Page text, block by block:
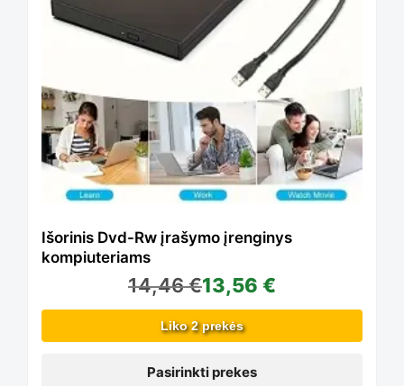
Išorinis Dvd-Rw įrašymo įrenginys
kompiuteriams
14,46€13,56 €
Liko 2 prekės
Pasirinkti prekes
has
multiple
variants.
The
options